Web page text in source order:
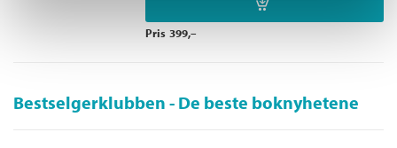
Pris 399,–
Bestselgerklubben - De beste boknyhetene